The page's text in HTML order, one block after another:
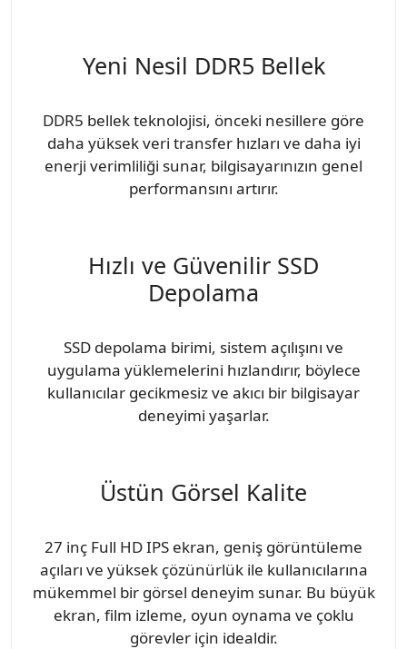
Yeni Nesil DDR5 Bellek
DDR5 bellek teknolojisi, önceki nesillere göre
daha yüksek veri transfer hızları ve daha iyi
enerji verimliliği sunar, bilgisayarınızın genel
performansını artırır.
Hızlı ve Güvenilir SSD
Depolama
SSD depolama birimi, sistem açılışını ve
uygulama yüklemelerini hızlandırır, böylece
kullanıcılar gecikmesiz ve akıcı bir bilgisayar
deneyimi yaşarlar.
Üstün Görsel Kalite
27 inç Full HD IPS ekran, geniş görüntüleme
açıları ve yüksek çözünürlük ile kullanıcılarına
mükemmel bir görsel deneyim sunar. Bu büyük
ekran, film izleme, oyun oynama ve çoklu
görevler için idealdir.